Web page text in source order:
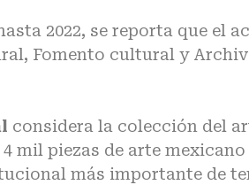
2022, se reporta que el
Fomento cultural y
considera la colección del
mil piezas de arte
más importante de